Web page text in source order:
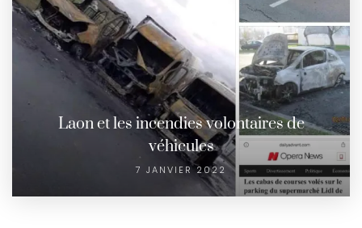
Laon et les incendies volontaires de
véhicules
7 JANVIER 2022